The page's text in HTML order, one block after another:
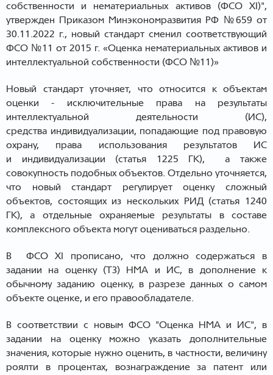
собственности и нематериальных активов (ФСО XI)",
утвержден Приказом Минэкономразвития РФ №659 от
30.11.2022 г., новый стандарт сменил соответствующий
ФСО №11 от 2015 г. «Оценка нематериальных активов и
интеллектуальной собственности (ФСО №11)»
Новый стандарт уточняет, что относится к объектам
оценки - исключительные права на результаты
интеллектуальной деятельности (ИС),
средства индивидуализации, попадающие под правовую
охрану, права использования результатов ИС
и индивидуализации (статья 1225 ГК), а также
совокупность подобных объектов. Отдельно уточняется,
что новый стандарт регулирует оценку сложный
объектов, состоящих из нескольких РИД (статья 1240
ГК), а отдельные охраняемые результаты в составе
комплексного объекта могут оцениваться раздельно.
В ФСО XI прописано, что должно содержаться в
задании на оценку (ТЗ) НМА и ИС, в дополнение к
обычному заданию оценку, в разрезе данных о самом
объекте оценке, и его правообладателе.
В соответствии с новым ФСО "Оценка НМА и ИС", в
задании на оценку можно указать дополнительные
значения, которые нужно оценить, в частности, величину
роялти в процентах, вознаграждение за патент или